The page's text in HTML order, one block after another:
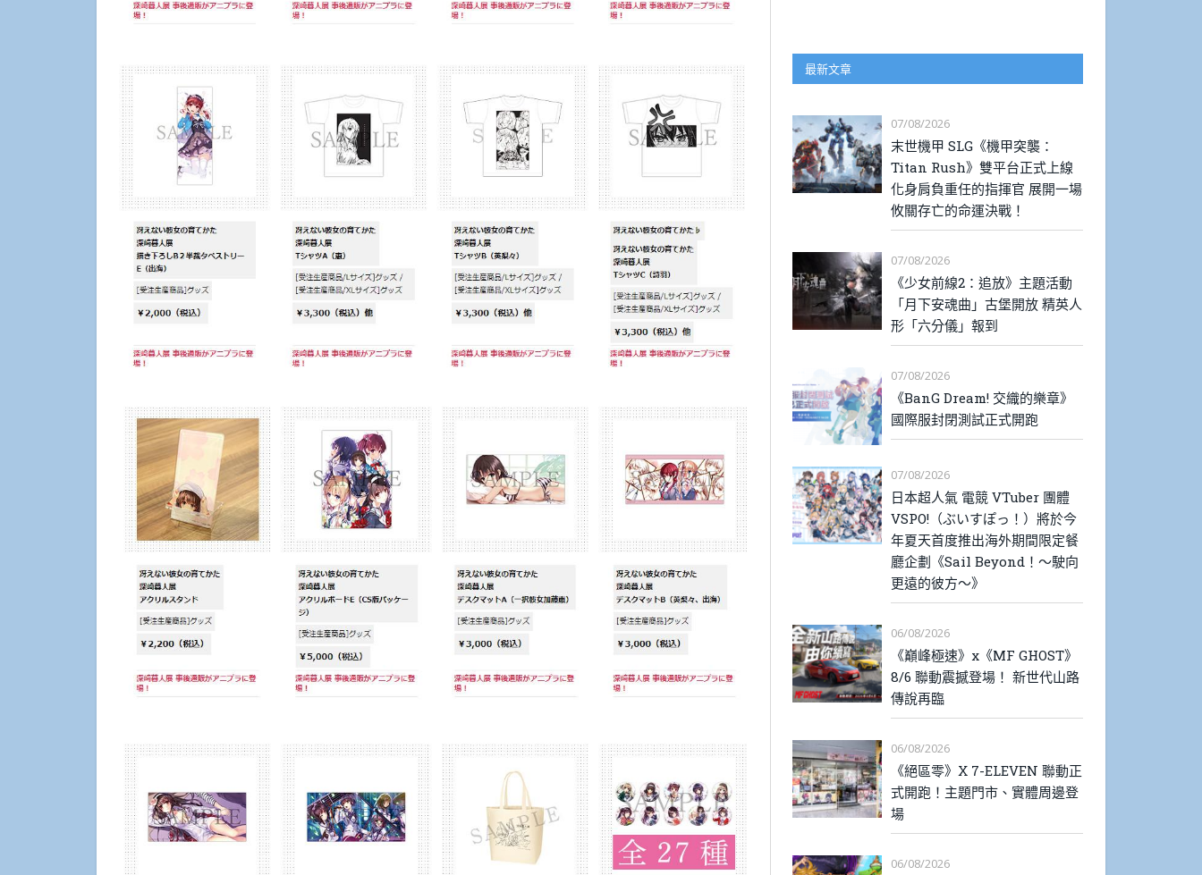
最新文章
07/08/2026
末世機甲 SLG《機甲突襲：
Titan Rush》雙平台正式上線
化身肩負重任的指揮官 展開一場
攸關存亡的命運決戰！
07/08/2026
《少女前線2：追放》主題活動
「月下安魂曲」古堡開放 精英人
形「六分儀」報到
07/08/2026
《BanG Dream! 交織的樂章》
國際服封閉測試正式開跑
07/08/2026
日本超人氣 電競 VTuber 團體
VSPO!（ぶいすぽっ！）將於今
年夏天首度推出海外期間限定餐
廳企劃《Sail Beyond！～駛向
更遠的彼方～》
06/08/2026
《巔峰極速》x《MF GHOST》
8/6 聯動震撼登場！ 新世代山路
傳說再臨
06/08/2026
《絕區零》X 7-ELEVEN 聯動正
式開跑！主題門市、實體周邊登
場
06/08/2026